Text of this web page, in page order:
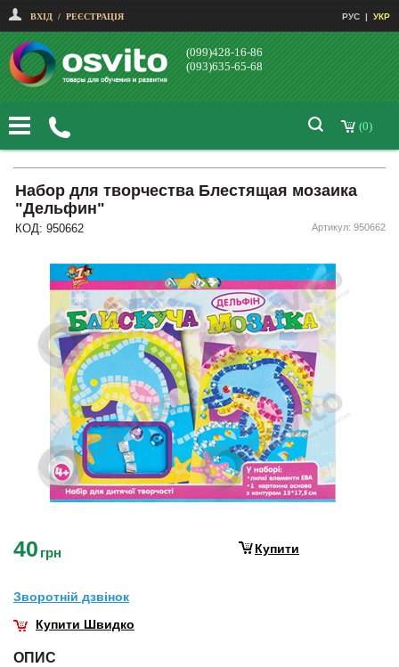
ВХІД / РЕЄСТРАЦІЯ РУС | УКР
(099)428-16-86
(093)635-65-68
(0)
Набор для творчества Блестящая мозаика
"Дельфин"
КОД: 950662 Артикул: 950662
40 грн Купити
Зворотнiй дзвiнок
Купити Швидко
ОПИС